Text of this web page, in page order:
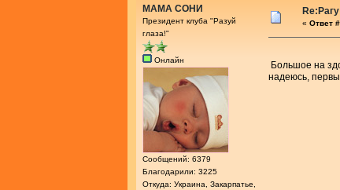
МАМА СОНИ
Президент клуба "Разуй
глаза!"
Онлайн
Сообщений: 6379
Благодарили: 3225
Откуда: Украина, Закарпатье,
« Ответ
Большое на
надеюсь,